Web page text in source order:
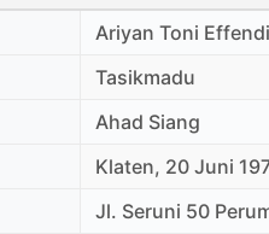
Ariyan Toni
Tasikmadu
Ahad Siang
Klaten, 20 Juni
Jl. Seruni 50